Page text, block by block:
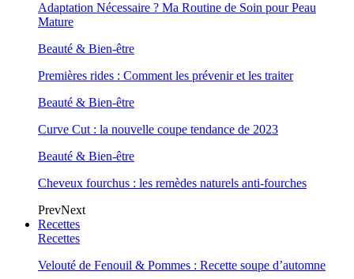
Adaptation Nécessaire ? Ma Routine de Soin pour Peau
Mature
Beauté & Bien-être
Premières rides : Comment les prévenir et les traiter
Beauté & Bien-être
Curve Cut : la nouvelle coupe tendance de 2023
Beauté & Bien-être
Cheveux fourchus : les remèdes naturels anti-fourches
PrevNext
Recettes
Recettes
Velouté de Fenouil & Pommes : Recette soupe d’automne